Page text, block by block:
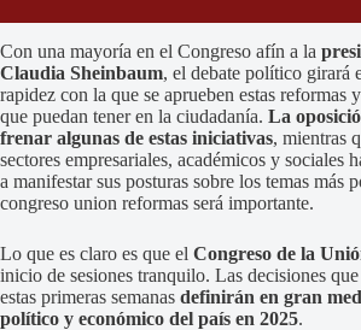
Con una mayoría en el Congreso afín a la
Claudia Sheinbaum, el debate político girará
rapidez con la que se aprueben estas reformas
que puedan tener en la ciudadanía. La
frenar algunas de estas iniciativas, mientras
sectores empresariales, académicos y sociales
a manifestar sus posturas sobre los temas más
congreso union reformas será importante.
Lo que es claro es que el Congreso de la
inicio de sesiones tranquilo. Las decisiones que
estas primeras semanas definirán en gran
político y económico del país en 2025.